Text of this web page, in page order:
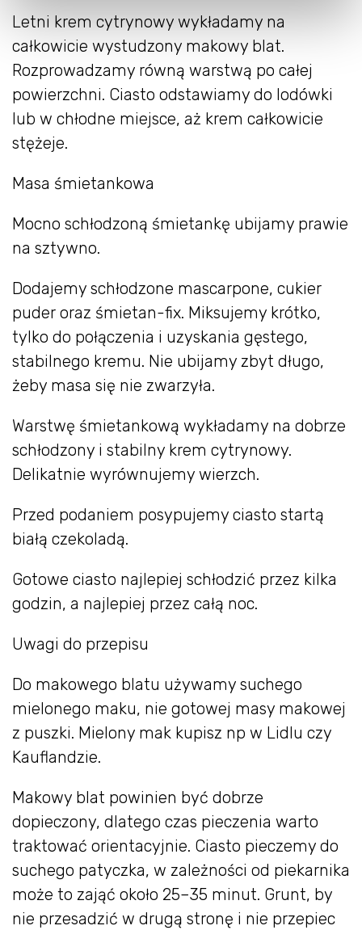
Letni krem cytrynowy wykładamy na
całkowicie wystudzony makowy blat.
Rozprowadzamy równą warstwą po całej
powierzchni. Ciasto odstawiamy do lodówki
lub w chłodne miejsce, aż krem całkowicie
stężeje.
Masa śmietankowa
Mocno schłodzoną śmietankę ubijamy prawie
na sztywno.
Dodajemy schłodzone mascarpone, cukier
puder oraz śmietan-fix. Miksujemy krótko,
tylko do połączenia i uzyskania gęstego,
stabilnego kremu. Nie ubijamy zbyt długo,
żeby masa się nie zwarzyła.
Warstwę śmietankową wykładamy na dobrze
schłodzony i stabilny krem cytrynowy.
Delikatnie wyrównujemy wierzch.
Przed podaniem posypujemy ciasto startą
białą czekoladą.
Gotowe ciasto najlepiej schłodzić przez kilka
godzin, a najlepiej przez całą noc.
Uwagi do przepisu
Do makowego blatu używamy suchego
mielonego maku, nie gotowej masy makowej
z puszki. Mielony mak kupisz np w Lidlu czy
Kauflandzie.
Makowy blat powinien być dobrze
dopieczony, dlatego czas pieczenia warto
traktować orientacyjnie. Ciasto pieczemy do
suchego patyczka, w zależności od piekarnika
może to zająć około 25–35 minut. Grunt, by
nie przesadzić w drugą stronę i nie przepiec